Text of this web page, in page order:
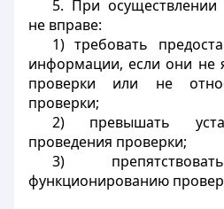
5. При осуществлении
не вправе:
1) требовать
информации, если они не
проверки или не
проверки;
2) превышать
проведения проверки;
3)
функционированию